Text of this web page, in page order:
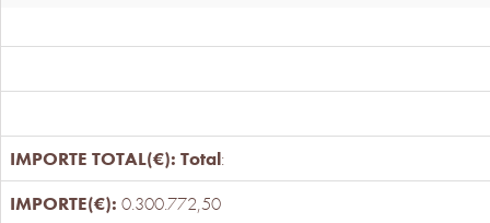
Total:
0.300.772,50